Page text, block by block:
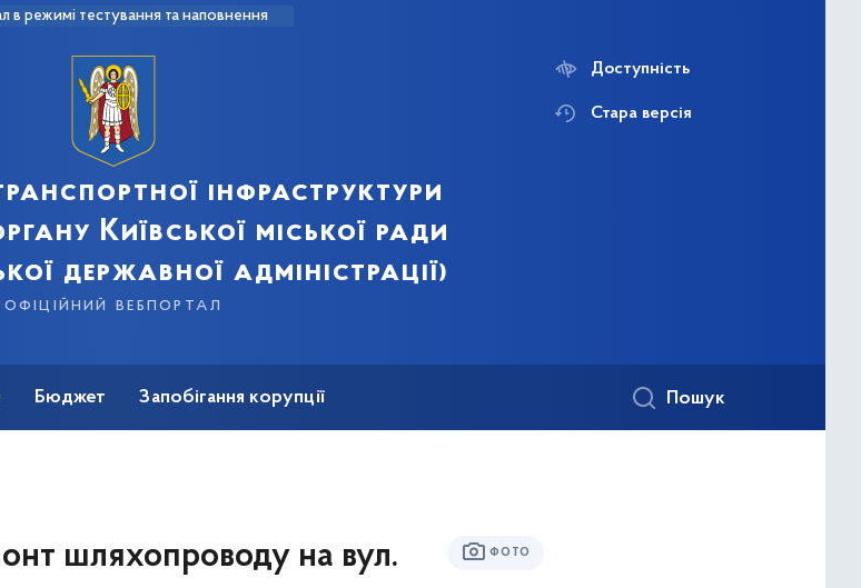
в режимі тестування та наповнення
інфраструктури
Київської міської ради
державної адміністрації)
офіційний вебпортал
Доступність
Стара версія
Бюджет Запобігання корупції Пошук
шляхопроводу на вул.
ФОТО